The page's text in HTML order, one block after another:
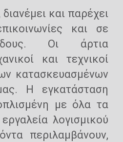
και παρέχει
και σε
Οι άρτια
και τεχνικοί
κατασκευασμένων
Η εγκατάσταση
με όλα τα
λογισμικού
περιλαμβάνουν,